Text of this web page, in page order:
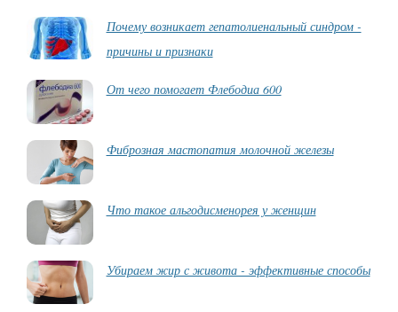
Почему возникает гепатолиенальный синдром -
причины и признаки
От чего помогает Флебодиа 600
Фиброзная мастопатия молочной железы
Что такое альгодисменорея у женщин
Убираем жир с живота - эффективные способы